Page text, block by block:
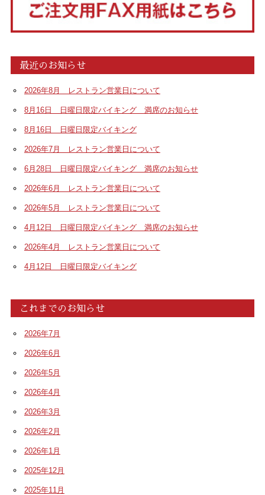
最近のお知らせ
2026年8月 レストラン営業日について
8月16日 日曜日限定バイキング 満席のお知らせ
8月16日 日曜日限定バイキング
2026年7月 レストラン営業日について
6月28日 日曜日限定バイキング 満席のお知らせ
2026年6月 レストラン営業日について
2026年5月 レストラン営業日について
4月12日 日曜日限定バイキング 満席のお知らせ
2026年4月 レストラン営業日について
4月12日 日曜日限定バイキング
これまでのお知らせ
2026年7月
2026年6月
2026年5月
2026年4月
2026年3月
2026年2月
2026年1月
2025年12月
2025年11月